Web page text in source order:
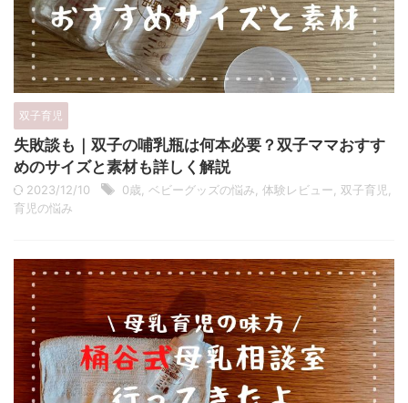
双子育児
失敗談も｜双子の哺乳瓶は何本必要？双子ママおすす
めのサイズと素材も詳しく解説
2023/12/10 0歳 ベビーグッズの悩み 体験レビュー 双子育児
育児の悩み